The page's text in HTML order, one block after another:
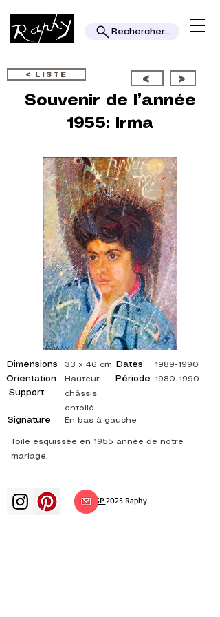
Rechercher...
< LISTE < >
Souvenir de l’année
1955: Irma
Dimensions
Orientation
Support
Signature
33 x 46 cm
Dates
Période
Hauteur
châssis
entoilé
En bas à gauche
1989-1990
1980-1990
Toile esquissée en 1955 année de notre
mariage.
© ADAGP 2025 Raphy